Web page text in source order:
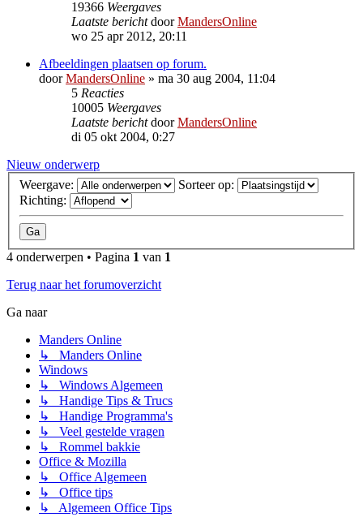
19366 Weergaves
Laatste berichtdoorMandersOnline
wo 25 apr 2012, 20:11
Afbeeldingen plaatsen op forum.
doorMandersOnline » ma 30 aug 2004, 11:04
5 Reacties
10005 Weergaves
Laatste berichtdoorMandersOnline
di 05 okt 2004, 0:27
Nieuw onderwerp
Weergave:
Sorteer op:
Richting:
4 onderwerpen • Pagina 1 van 1
Terug naar het forumoverzicht
Ga naar
Manders Online
↳ Manders Online
Windows
↳ Windows Algemeen
↳ Handige Tips & Trucs
↳ Handige Programma's
↳ Veel gestelde vragen
↳ Rommel bakkie
Office & Mozilla
↳ Office Algemeen
↳ Office tips
↳ Algemeen Office Tips